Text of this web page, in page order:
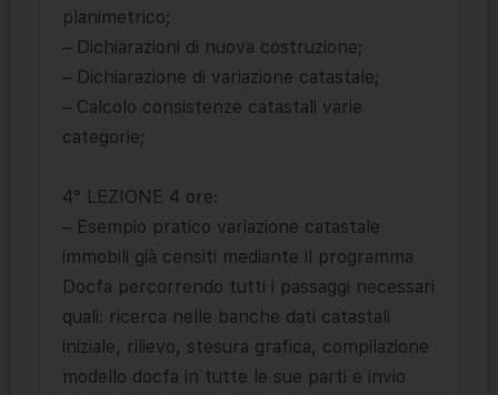
planimetrico;
– Dichiarazioni di nuova costruzione;
– Dichiarazione di variazione catastale;
– Calcolo consistenze catastali varie
categorie;
4° LEZIONE 4 ore:
– Esempio pratico variazione catastale
immobili già censiti mediante il programma
Docfa percorrendo tutti i passaggi necessari
quali: ricerca nelle banche dati catastali
iniziale, rilievo, stesura grafica, compilazione
modello docfa in tutte le sue parti e invio